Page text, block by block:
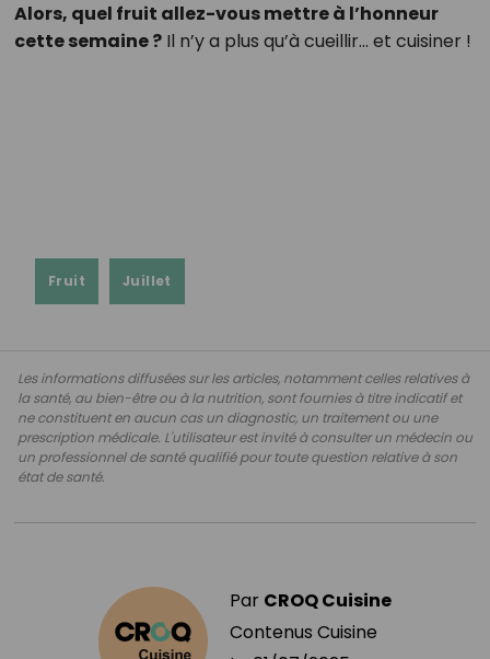
Alors, quel fruit allez-vous mettre à l’honneur
cette semaine ?Il n’y a plus qu’à cueillir… et cuisiner !
Fruit Juillet
Les informations diffusées sur les articles, notamment celles relatives à
la santé, au bien-être ou à la nutrition, sont fournies à titre indicatif et
ne constituent en aucun cas un diagnostic, un traitement ou une
prescription médicale. L'utilisateur est invité à consulter un médecin ou
un professionnel de santé qualifié pour toute question relative à son
état de santé.
Par CROQ Cuisine
Contenus Cuisine